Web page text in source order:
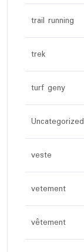
trail running
trek
turf geny
Uncategorized
veste
vetement
vêtement